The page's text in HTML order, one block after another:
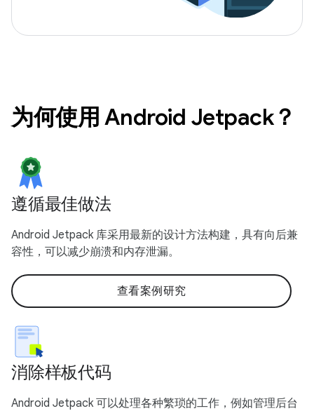
为何使用 Android Jetpack？
遵循最佳做法
Android Jetpack 库采用最新的设计方法构建，具有向后兼
容性，可以减少崩溃和内存泄漏。
查看案例研究
消除样板代码
Android Jetpack 可以处理各种繁琐的工作，例如管理后台